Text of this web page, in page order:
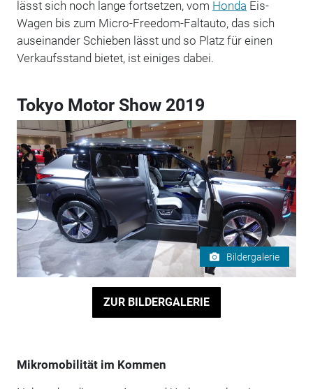
lässt sich noch lange fortsetzen, vom Honda Eis-
Wagen bis zum Micro-Freedom-Faltauto, das sich
auseinander Schieben lässt und so Platz für einen
Verkaufsstand bietet, ist einiges dabei.
Tokyo Motor Show 2019
Bildergalerie
ZUR BILDERGALERIE
Mikromobilität im Kommen